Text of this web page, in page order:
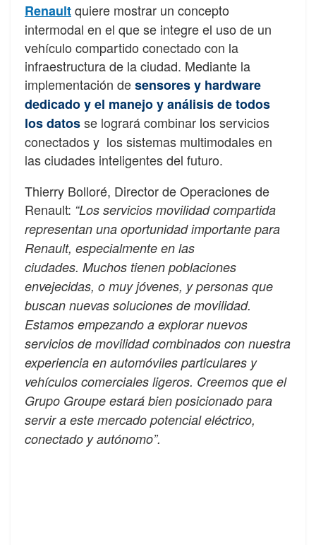
Renaultquiere mostrar un concepto
intermodal en el que se integre el uso de un
vehículo compartido conectado con la
infraestructura de la ciudad. Mediante la
implementación desensores y hardware
dedicado y el manejo y análisis de todos
los datosse logrará combinar los servicios
conectados y los sistemas multimodales en
las ciudades inteligentes del futuro.
Thierry Bolloré, Director de Operaciones de
Renault: “Los servicios movilidad compartida
representan una oportunidad importante para
Renault, especialmente en las
ciudades. Muchos tienen poblaciones
envejecidas, o muy jóvenes, y personas que
buscan nuevas soluciones de movilidad.
Estamos empezando a explorar nuevos
servicios de movilidad combinados con nuestra
experiencia en automóviles particulares y
vehículos comerciales ligeros. Creemos que el
Grupo Groupe estará bien posicionado para
servir a este mercado potencial eléctrico,
conectado y autónomo”.